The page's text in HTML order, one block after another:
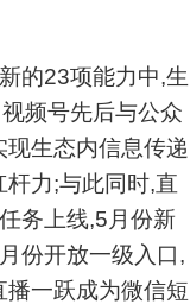
的23项能力中,生
频号先后与公众
生态内信息传递
力;与此同时,直
务上线,5月份新
份开放一级入口,
一跃成为微信短